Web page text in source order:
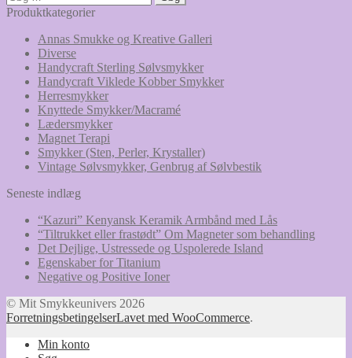
efter:
Produktkategorier
Annas Smukke og Kreative Galleri
Diverse
Handycraft Sterling Sølvsmykker
Handycraft Viklede Kobber Smykker
Herresmykker
Knyttede Smykker/Macramé
Lædersmykker
Magnet Terapi
Smykker (Sten, Perler, Krystaller)
Vintage Sølvsmykker, Genbrug af Sølvbestik
Seneste indlæg
“Kazuri” Kenyansk Keramik Armbånd med Lås
“Tiltrukket eller frastødt” Om Magneter som behandling
Det Dejlige, Ustressede og Uspolerede Island
Egenskaber for Titanium
Negative og Positive Ioner
© Mit Smykkeunivers 2026
ForretningsbetingelserLavet med WooCommerce.
Min konto